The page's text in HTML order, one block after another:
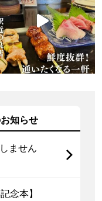
知らせ
ません
念本】